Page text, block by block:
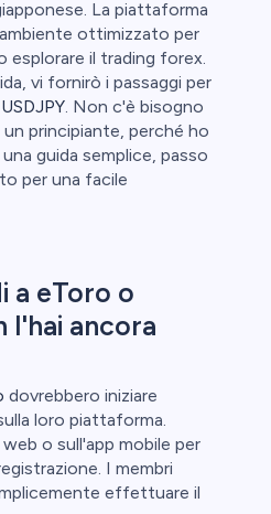
La piattaforma
ottimizzato per
esplorare il trading forex.
vi fornirò i passaggi per
. Non c'è bisogno
principiante, perché ho
guida semplice, passo
per una facile
a eToro o
l'hai ancora
dovrebbero iniziare
loro piattaforma.
o sull'app mobile per
I membri
effettuare il